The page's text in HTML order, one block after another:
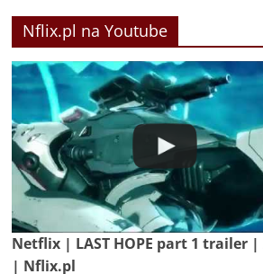
Nflix.pl na Youtube
Netflix | LAST HOPE part 1 trailer
| Nflix.pl